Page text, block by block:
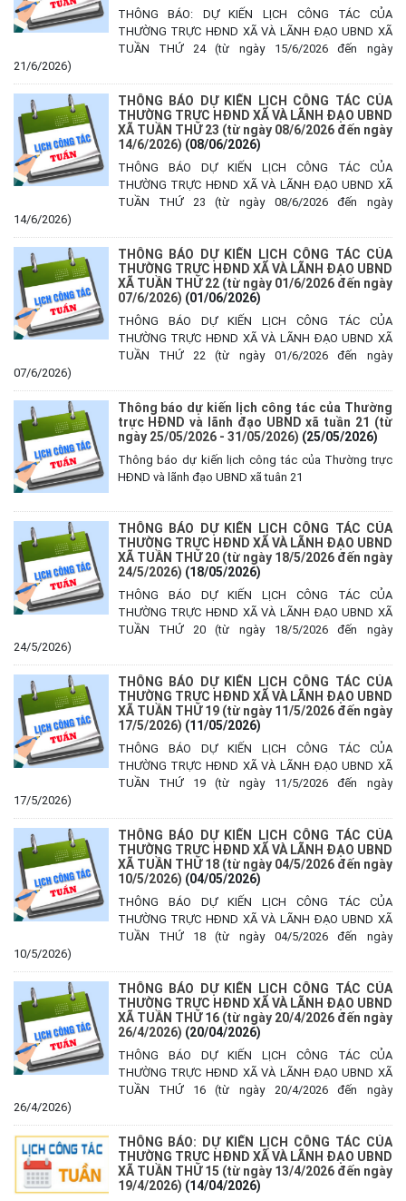
THÔNG BÁO: DỰ KIẾN LỊCH CÔNG TÁC CỦA
THƯỜNG TRỰC HĐND XÃ VÀ LÃNH ĐẠO UBND XÃ
TUẦN THỨ 24 (từ ngày 15/6/2026 đến ngày
21/6/2026)
THÔNG BÁO DỰ KIẾN LỊCH CÔNG TÁC CỦA
THƯỜNG TRỰC HĐND XÃ VÀ LÃNH ĐẠO UBND
XÃ TUẦN THỨ 23 (từ ngày 08/6/2026 đến ngày
14/6/2026) (08/06/2026)
THÔNG BÁO DỰ KIẾN LỊCH CÔNG TÁC CỦA
THƯỜNG TRỰC HĐND XÃ VÀ LÃNH ĐẠO UBND XÃ
TUẦN THỨ 23 (từ ngày 08/6/2026 đến ngày
14/6/2026)
THÔNG BÁO DỰ KIẾN LỊCH CÔNG TÁC CỦA
THƯỜNG TRỰC HĐND XÃ VÀ LÃNH ĐẠO UBND
XÃ TUẦN THỨ 22 (từ ngày 01/6/2026 đến ngày
07/6/2026) (01/06/2026)
THÔNG BÁO DỰ KIẾN LỊCH CÔNG TÁC CỦA
THƯỜNG TRỰC HĐND XÃ VÀ LÃNH ĐẠO UBND XÃ
TUẦN THỨ 22 (từ ngày 01/6/2026 đến ngày
07/6/2026)
Thông báo dự kiến lịch công tác của Thường
trực HĐND và lãnh đạo UBND xã tuần 21 (từ
ngày 25/05/2026 - 31/05/2026) (25/05/2026)
Thông báo dự kiến lịch công tác của Thường trực
HĐND và lãnh đạo UBND xã tuân 21
THÔNG BÁO DỰ KIẾN LỊCH CÔNG TÁC CỦA
THƯỜNG TRỰC HĐND XÃ VÀ LÃNH ĐẠO UBND
XÃ TUẦN THỨ 20 (từ ngày 18/5/2026 đến ngày
24/5/2026) (18/05/2026)
THÔNG BÁO DỰ KIẾN LỊCH CÔNG TÁC CỦA
THƯỜNG TRỰC HĐND XÃ VÀ LÃNH ĐẠO UBND XÃ
TUẦN THỨ 20 (từ ngày 18/5/2026 đến ngày
24/5/2026)
THÔNG BÁO DỰ KIẾN LỊCH CÔNG TÁC CỦA
THƯỜNG TRỰC HĐND XÃ VÀ LÃNH ĐẠO UBND
XÃ TUẦN THỨ 19 (từ ngày 11/5/2026 đến ngày
17/5/2026) (11/05/2026)
THÔNG BÁO DỰ KIẾN LỊCH CÔNG TÁC CỦA
THƯỜNG TRỰC HĐND XÃ VÀ LÃNH ĐẠO UBND XÃ
TUẦN THỨ 19 (từ ngày 11/5/2026 đến ngày
17/5/2026)
THÔNG BÁO DỰ KIẾN LỊCH CÔNG TÁC CỦA
THƯỜNG TRỰC HĐND XÃ VÀ LÃNH ĐẠO UBND
XÃ TUẦN THỨ 18 (từ ngày 04/5/2026 đến ngày
10/5/2026) (04/05/2026)
THÔNG BÁO DỰ KIẾN LỊCH CÔNG TÁC CỦA
THƯỜNG TRỰC HĐND XÃ VÀ LÃNH ĐẠO UBND XÃ
TUẦN THỨ 18 (từ ngày 04/5/2026 đến ngày
10/5/2026)
THÔNG BÁO DỰ KIẾN LỊCH CÔNG TÁC CỦA
THƯỜNG TRỰC HĐND XÃ VÀ LÃNH ĐẠO UBND
XÃ TUẦN THỨ 16 (từ ngày 20/4/2026 đến ngày
26/4/2026) (20/04/2026)
THÔNG BÁO DỰ KIẾN LỊCH CÔNG TÁC CỦA
THƯỜNG TRỰC HĐND XÃ VÀ LÃNH ĐẠO UBND XÃ
TUẦN THỨ 16 (từ ngày 20/4/2026 đến ngày
26/4/2026)
THÔNG BÁO: DỰ KIẾN LỊCH CÔNG TÁC CỦA
THƯỜNG TRỰC HĐND XÃ VÀ LÃNH ĐẠO UBND
XÃ TUẦN THỨ 15 (từ ngày 13/4/2026 đến ngày
19/4/2026) (14/04/2026)
Kế hoạch Tổ chức lấy mẫu hài cốt liệt sĩ đối với các mộ chưa
xác định được thông tin trong nghĩa trang liệt sĩ trên địa bàn xã
Ea Súp để giám định AND
(06/08/2026)